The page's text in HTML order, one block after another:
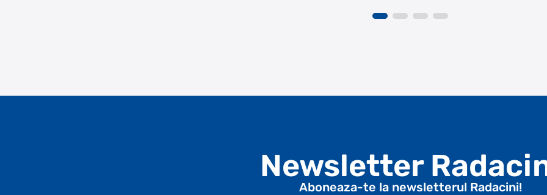
Newsletter
Aboneaza-te la newsletterul Radacini!